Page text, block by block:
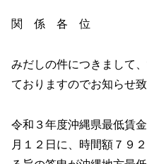
関 係 各 位
みだしの件につきまして
ておりますのでお知らせ致
令和３年度沖縄県最低賃
月１２日に、時間額７９